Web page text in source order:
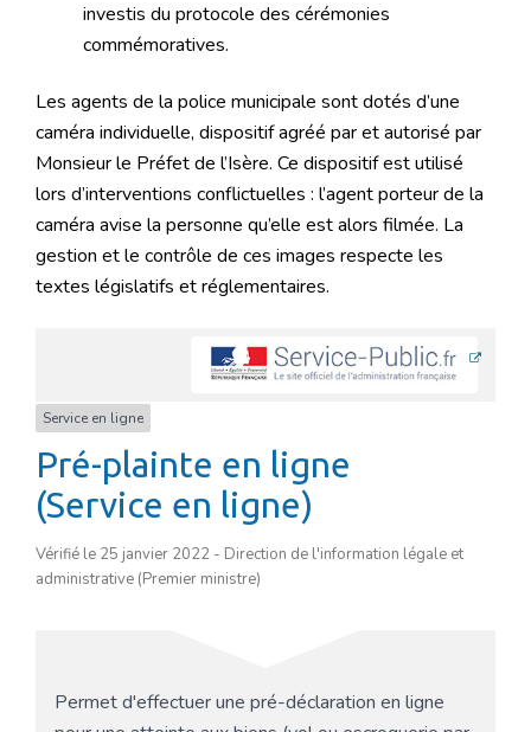
investis du protocole des cérémonies
commémoratives.
Les agents de la police municipale sont dotés d’une
caméra individuelle, dispositif agréé par et autorisé par
Monsieur le Préfet de l’Isère. Ce dispositif est utilisé
lors d’interventions conflictuelles : l’agent porteur de la
caméra avise la personne qu’elle est alors filmée. La
gestion et le contrôle de ces images respecte les
textes législatifs et réglementaires.
Service en ligne
Pré-plainte en ligne
(Service en ligne)
Vérifié le 25 janvier 2022 - Direction de l'information légale et
administrative (Premier ministre)
Permet d'effectuer une pré-déclaration en ligne